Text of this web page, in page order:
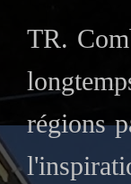
TR.
régions